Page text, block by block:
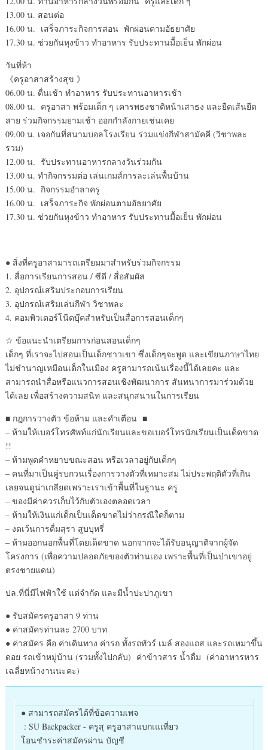
13.00 น. สอนต่อ
16.00 น. เสร็จภาระกิจการสอน พักผ่อนตามอัธยาศัย
17.30 น. ช่วยกันหุงข้าว ทำอาหาร รับประทานมื้อเย็น พักผ่อน
วันที่ห้า
《ครูอาสาสร้างสุข 》
06.00 น. ตื่นเช้า ทำอาหาร รับประทานอาหารเช้า
08.00 น. ครูอาสา พร้อมเด็ก ๆ เคารพธงชาติหน้าเสาธง และยืดเส้นยืด
สาย ร่วมกิจกรรมยามเช้า ออกกำลังกายเช่นเคย
09.00 น. เจอกันที่สนามบอลโรงเรียน ร่วมแข่งกีฬาสามัคคี (วิชาพละ
รวม)
12.00 น. รับประทานอาหารกลางวันร่วมกัน
13.00 น. ทำกิจกรรมต่อ เล่นเกมส์การละเล่นพื้นบ้าน
15.00 น. กิจกรรมอำลาครู
16.00 น. เสร็จภาระกิจ พักผ่อนตามอัธยาศัย
17.30 น. ช่วยกันหุงข้าว ทำอาหาร รับประทานมื้อเย็น พักผ่อน
● สิ่งที่ครูอาสามารถเตรียมมาสำหรับร่วมกิจกรรม
1. สื่อการเรียนการสอน / ซีดี / สื่อสัมผัส
2. อุปกรณ์เสริมประกอบการเรียน
3. อุปกรณ์เสริมเล่นกีฬา วิชาพละ
4. คอมพิวเตอร์โน๊ตบุ๊คสำหรับเป็นสื่อการสอนเด็กๆ
☆ ข้อแนะนำเตรียมการก่อนสอนเด็กๆ
เด็กๆ ที่เราจะไปสอนเป็นเด็กชาวเขา ซึ่งเด็กๆจะพูด และเขียนภาษาไทย
ไม่ชำนาญเหมือนเด็กในเมือง ครูสามารถเน้นเรื่องนี้ได้เลยคะ และ
สามารถนำสื่อหรือแนวการสอนเชิงพัฒนาการ สันทนาการมาร่วมด้วย
ได้เลย เพื่อสร้างความสนิท และสนุกสนานในการเรียน
■ กฎการวางตัว ข้อห้าม และคำเตือน ■
– ห้ามให้เบอร์โทรศัพท์แก่นักเรียนและขอเบอร์โทรนักเรียนเป็นเด็ดขาด
!!
– ห้ามพูดคำหยาบขณะสอน หรือเวลาอยู่กับเด็กๆ
– คนที่มาเป็นคู่รบกวนเรื่องการวางตัวที่เหมาะสม ไม่ประพฤติตัวที่เกิน
เลยจนดูน่าเกลียดเพราะเราเข้าพื้นที่ในฐานะ ครู
– ของมีค่าควรเก็บไว้กับตัวเองตลอดเวลา
– ห้ามให้เงินแก่เด็กเป็นเด็ดขาดไม่ว่ากรณีใดก็ตาม
– งดเว้นการดื่มสุรา สูบบุหรี่
– ห้ามออกนอกพื้นที่โดยเด็ดขาด นอกจากจะได้รับอนุญาติจากผู้จัด
โครงการ (เพื่อความปลอดภัยของตัวท่านเอง เพราะพื้นที่เป็นป่าเขาอยู่
ตรงชายแดน)
ปล.ที่นี่มีไฟฟ้าใช้ แต่จำกัด และมีน้ำปะปาภูเขา
● รับสมัครครูอาสา 9 ท่าน
● ค่าสมัครท่านละ 2700 บาท
● ค่าสมัคร คือ ค่าเดินทาง ค่ารถ ทั้งรถทัวร์ เมล์ สองแถส และรถเหมาขึ้น
ดอย รถเข้าหมู่บ้าน (รวมทั้งไปกลับ) ค่าข้าวสาร น้ำดื่ม (ค่าอาหารหาร
เฉลี่ยหน้างานนะคะ)
● สามารถสมัครได้ที่ข้อความเพจ
: SU Backpacker - ครูสุ ครูอาสาแบกเแเที่ยว
โอนชำระค่าสมัครผ่าน บัญชี